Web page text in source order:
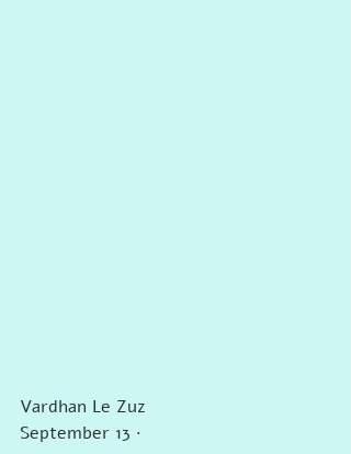
Vardhan Le Zuz
September 13 ·